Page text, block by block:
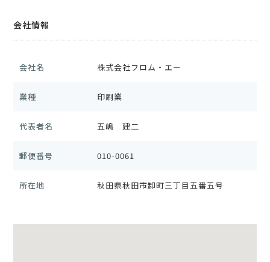
会社情報
会社名 株式会社フロム・エー
業種 印刷業
代表者名 五嶋 建二
郵便番号 010-0061
所在地 秋田県秋田市卸町三丁目五番五号